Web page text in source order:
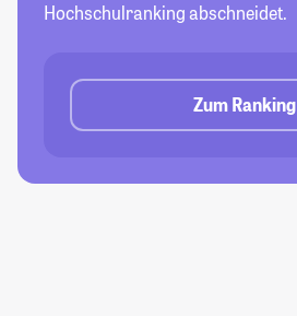
Hochschulranking abschneidet.
Zum Ranking